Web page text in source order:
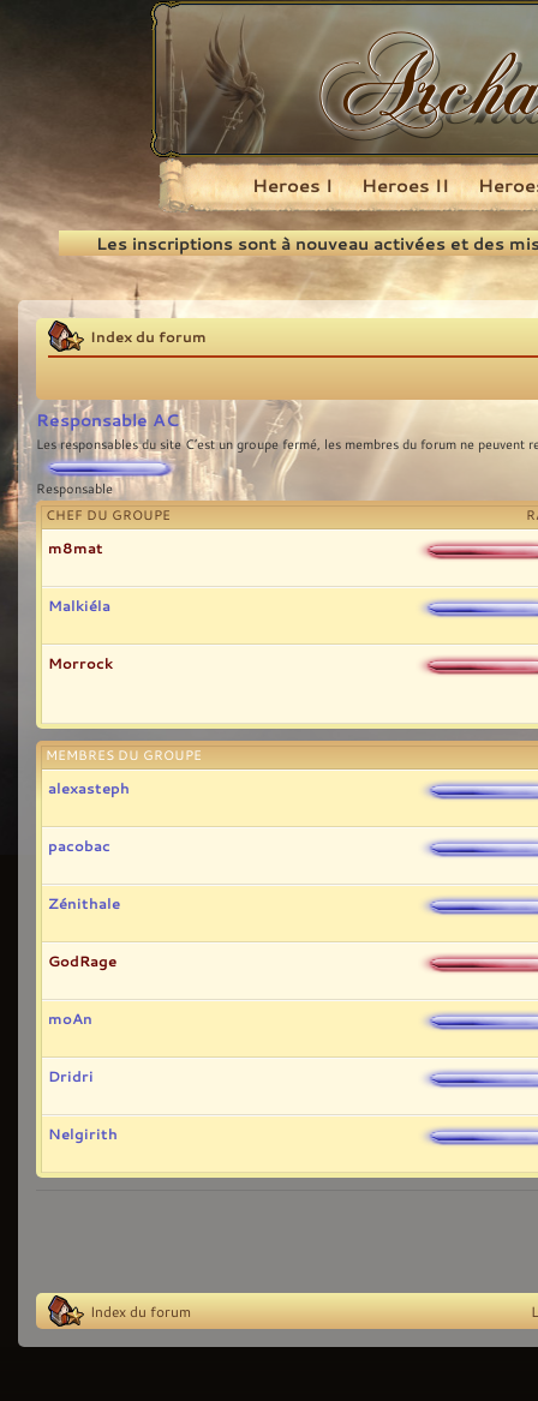
Recherche
Heroes I Heroes II
Les inscriptions sont à nouveau activées et des
Index du forum
Responsable AC
Les responsables du site C’est un groupe fermé, les membres du forum ne
Responsable
CHEF DU GROUPE
m8mat
Malkiéla
Morrock
MEMBRES DU GROUPE
alexasteph
pacobac
Zénithale
GodRage
moAn
Dridri
Nelgirith
Index du forum